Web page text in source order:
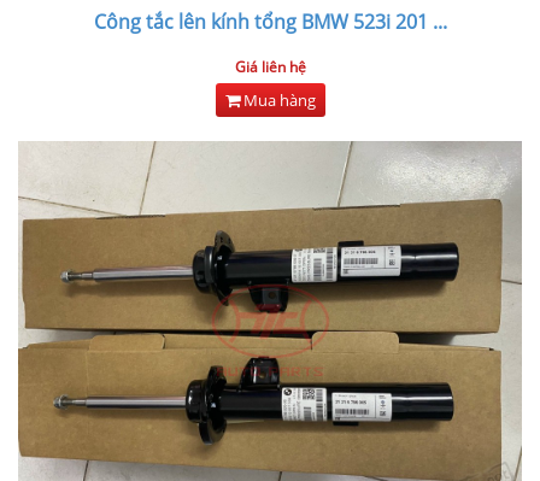
Công tắc lên kính tổng BMW 523i 201 ...
Giá liên hệ
Mua hàng